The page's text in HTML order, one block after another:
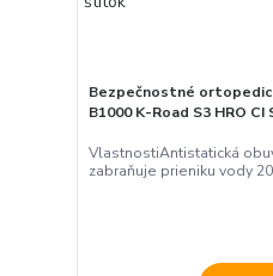
Bezpečnostné
B1000 K-Road S3 HRO CI
VlastnostiAntistatická
zabraňuje prieniku vody